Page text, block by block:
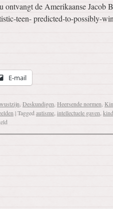
ontvangt de Amerikaanse
teen- predicted-to-possibly-
E-mail
Deskundigen Heersende normen
|Tagged autisme intellectuele gaven